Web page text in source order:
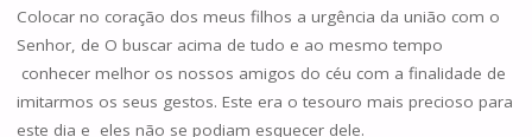
Colocar no coração dos meus filhos a urgência da união com o
Senhor, de O buscar acima de tudo e ao mesmo tempo
conhecer melhor os nossos amigos do céu com a finalidade de
imitarmos os seus gestos. Este era o tesouro mais precioso para
este dia e eles não se podiam esquecer dele.